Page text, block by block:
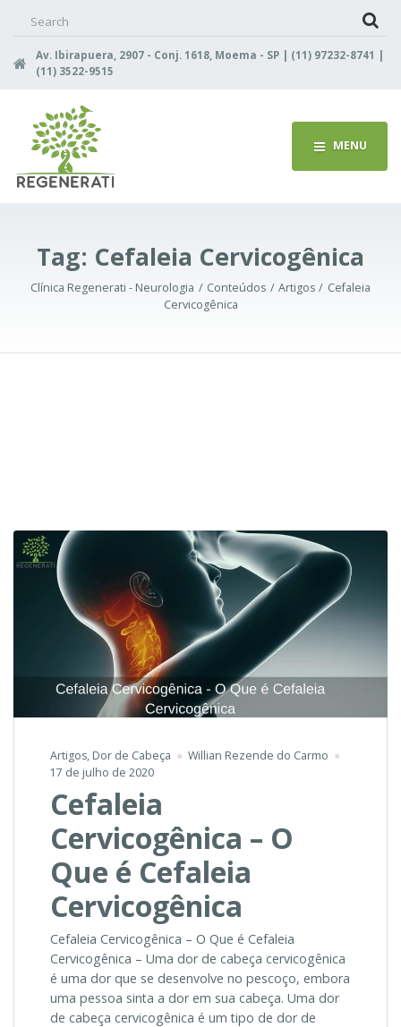
Av. Ibirapuera, 2907 - Conj. 1618, Moema - SP | (11) 97232-8741 |
(11) 3522-9515
MENU
Tag: Cefaleia Cervicogênica
Clínica Regenerati - Neurologia Conteúdos Artigos
Cefaleia
Cervicogênica
Artigos, Dor de Cabeça
Willian Rezende do Carmo
17 de julho de 2020
Cefaleia
Cervicogênica – O
Que é Cefaleia
Cervicogênica
Cefaleia Cervicogênica – O Que é Cefaleia
Cervicogênica – Uma dor de cabeça cervicogênica
é uma dor que se desenvolve no pescoço, embora
uma pessoa sinta a dor em sua cabeça. Uma dor
de cabeça cervicogênica é um tipo de dor de